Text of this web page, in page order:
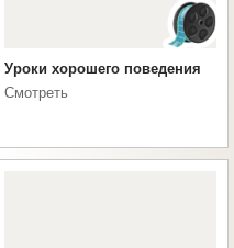
Уроки хорошего поведения
Смотреть